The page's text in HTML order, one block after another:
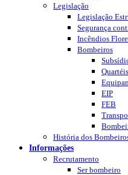
Legislação
Legislação
Segurança
Incêndios
Bombeiros
Quartéis
EIP
FEB
História dos
Informações
Recrutamento
Ser bombeiro